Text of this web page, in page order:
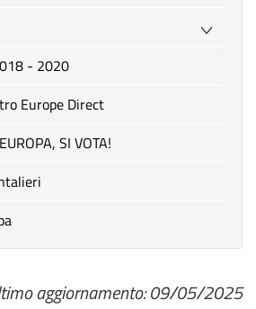
- 2020
Europe Direct
SI VOTA!
aggiornamento: 09/05/2025